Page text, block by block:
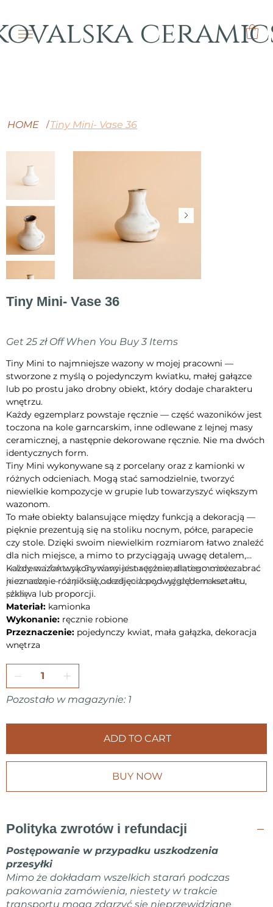
HOME /Tiny Mini- Vase 36
Tiny Mini- Vase 36
Get 25 zł Off When You Buy 3 Items
Tiny Mini to najmniejsze wazony w mojej pracowni —
stworzone z myślą o pojedynczym kwiatku, małej gałązce
lub po prostu jako drobny obiekt, który dodaje charakteru
wnętrzu.
Każdy egzemplarz powstaje ręcznie — część wazoników jest
toczona na kole garncarskim, inne odlewane z lejnej masy
ceramicznej, a następnie dekorowane ręcznie. Nie ma dwóch
identycznych form.
Tiny Mini wykonywane są z porcelany oraz z kamionki w
różnych odcieniach. Mogą stać samodzielnie, tworzyć
niewielkie kompozycje w grupie lub towarzyszyć większym
wazonom.
To małe obiekty balansujące między funkcją a dekoracją —
pięknie prezentują się na stoliku nocnym, półce, parapecie
czy stole. Dzięki swoim niewielkim rozmiarom łatwo znaleźć
dla nich miejsce, a mimo to przyciągają uwagę detalem,
kolorem i fakturą. Są również na tyle małe, że można zabrać
je ze sobą — na piknik, weekendowy wyjazd, a nawet na
plażę.
Każdy wazon wykonywany jest ręcznie, dlatego może
nieznacznie różnić się od zdjęcia pod względem kształtu,
szkliwa lub proporcji.
Materiał: kamionka
Wykonanie: ręcznie robione
Przeznaczenie: pojedynczy kwiat, mała gałązka, dekoracja
wnętrza
Pozostało w magazynie: 1
ADD TO CART
BUY NOW
Polityka zwrotów i refundacji
Postępowanie w przypadku uszkodzenia
przesyłki
Mimo że dokładam wszelkich starań podczas
pakowania zamówienia, niestety w trakcie
transportu mogą zdarzyć się nieprzewidziane